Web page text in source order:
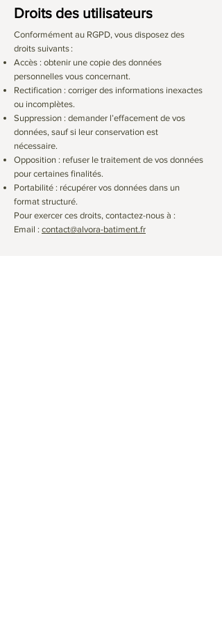
Droits des utilisateurs
Conformément au RGPD, vous disposez des
droits suivants :
Accès : obtenir une copie des données
personnelles vous concernant.
Rectification : corriger des informations inexactes
ou incomplètes.
Suppression : demander l’effacement de vos
données, sauf si leur conservation est
nécessaire.
Opposition : refuser le traitement de vos données
pour certaines finalités.
Portabilité : récupérer vos données dans un
format structuré.
Pour exercer ces droits, contactez-nous à :
Email : contact@alvora-batiment.fr